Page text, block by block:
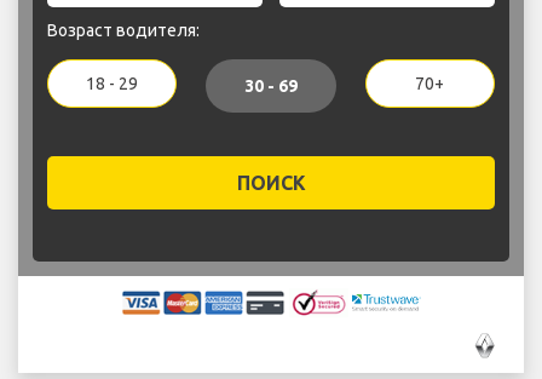
Возраст водителя:
18 - 29 30 - 69 70+
ПОИСК